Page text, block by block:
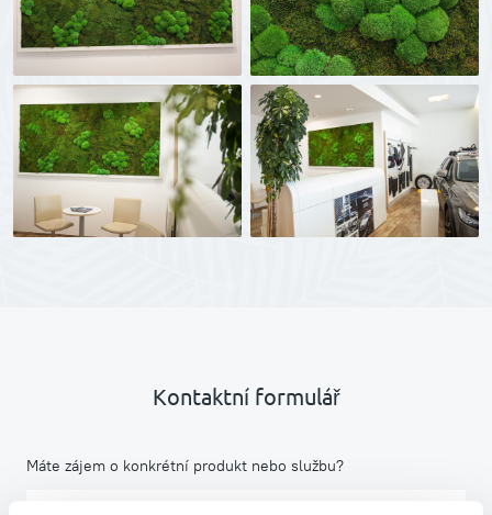
Kontaktní formulář
Máte zájem o konkrétní produkt nebo službu?